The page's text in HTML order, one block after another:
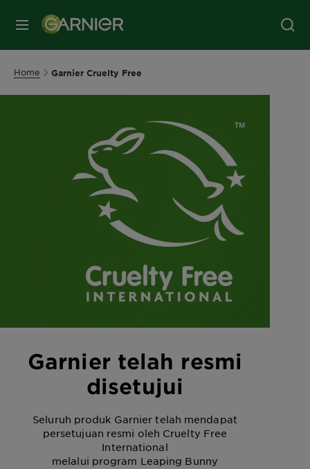
MENU
Home Garnier Cruelty Free
Garnier telah resmi
disetujui
Seluruh produk Garnier telah mendapat
persetujuan resmi oleh Cruelty Free
International
melalui program Leaping Bunny